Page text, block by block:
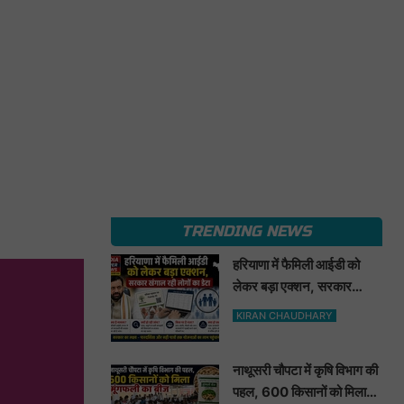
TRENDING NEWS
हरियाणा में फैमिली आईडी को
लेकर बड़ा एक्शन, सरकार
खंगाल रही लोगों का डेटा
KIRAN CHAUDHARY
नाथूसरी चौपटा में कृषि विभाग की
पहल, 600 किसानों को मिला